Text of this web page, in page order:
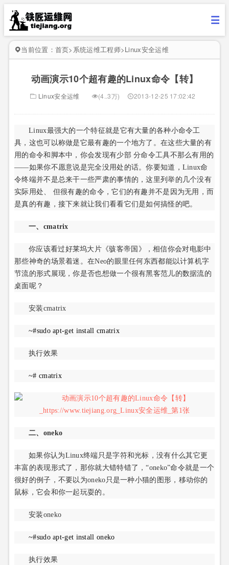
当前位置： 首页> 系统运维工程师>Linux安全运维
动画演示10个超有趣的Linux命令【转】
Linux安全运维 (4..3万) 2013-12-25 17:02:42
Linux最强大的一个特征就是它有大量的各种小命令工
具，这也可以称做是它最有趣的一个地方了。在这些大量的有
用的命令和脚本中，你会发现有少部 分命令工具不那么有用的
——如果你不愿意说是完全没用处的话。你要知道，Linux命
令终端并不是总来干一些严肃的事情的，这里列举的几个没有
实际用处、 但很有趣的命令，它们的有趣并不是因为无用，而
是真的有趣，接下来就让我们看看它们是如何搞怪的吧。
一、cmatrix
你应该看过好莱坞大片《骇客帝国》，相信你会对电影中
那些神奇的场景着迷。在Neo的眼里任何东西都能以计算机字
节流的形式展现，你是否也想做一个很有黑客范儿的数据流的
桌面呢？
安装cmatrix
~#sudo apt-get install cmatrix
执行效果
~# cmatrix
二、oneko
如果你认为Linux终端只是字符和光标，没有什么其它更
丰富的表现形式了，那你就大错特错了，“oneko”命令就是一个
很好的例子，不要以为oneko只是一种小猫的图形，移动你的
鼠标，它会和你一起玩耍的。
安装oneko
~#sudo apt-get install oneko
执行效果